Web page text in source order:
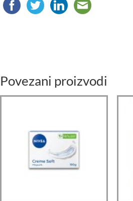
Povezani proizvodi